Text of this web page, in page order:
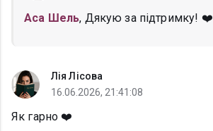
Аса Шель, Дякую за підтримку! ❤️
Лія Лісова
16.06.2026, 21:41:08
Як гарно ❤️